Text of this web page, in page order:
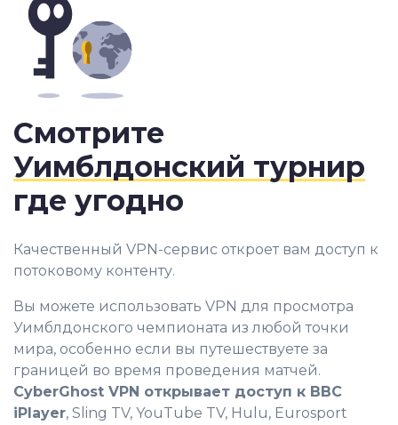
Смотрите
Уимблдонский турнир
где угодно
Качественный VPN-сервис откроет вам доступ к
потоковому контенту.
Вы можете использовать VPN для просмотра
Уимблдонского чемпионата из любой точки
мира, особенно если вы путешествуете за
границей во время проведения матчей.
CyberGhost VPN открывает доступ к BBC
iPlayer, Sling TV, YouTube TV, Hulu, Eurosport